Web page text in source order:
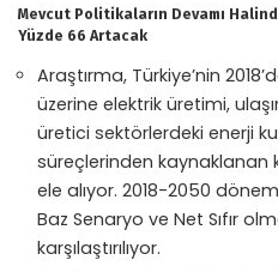
Mevcut Politikaların Devamı
Yüzde 66 Artacak
Araştırma, Türkiye’nin
üzerine elektrik üretimi,
üretici sektörlerdeki enerji
süreçlerinden kaynaklanan
ele alıyor. 2018-2050
Baz Senaryo ve Net Sıfır
karşılaştırılıyor.